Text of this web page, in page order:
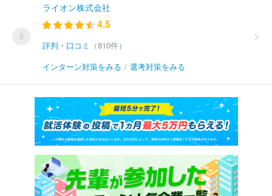
5
ライオン株式会社
4.5
評判・口コミ
（810件）
インターン対策をみる / 選考対策をみる